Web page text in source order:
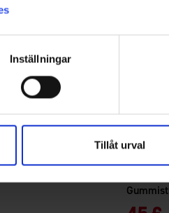
Inställningar
Tillåt urval